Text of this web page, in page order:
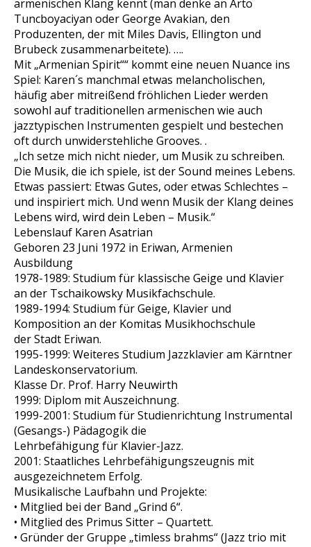
armenischen Klang kennt (man denke an Arto
Tuncboyaciyan oder George Avakian, den
Produzenten, der mit Miles Davis, Ellington und
Brubeck zusammenarbeitete). ….
Mit „Armenian Spirit““ kommt eine neuen Nuance ins
Spiel: Karen´s manchmal etwas melancholischen,
häufig aber mitreißend fröhlichen Lieder werden
sowohl auf traditionellen armenischen wie auch
jazztypischen Instrumenten gespielt und bestechen
oft durch unwiderstehliche Grooves. .
„Ich setze mich nicht nieder, um Musik zu schreiben.
Die Musik, die ich spiele, ist der Sound meines Lebens.
Etwas passiert: Etwas Gutes, oder etwas Schlechtes –
und inspiriert mich. Und wenn Musik der Klang deines
Lebens wird, wird dein Leben – Musik.“
Lebenslauf Karen Asatrian
Geboren 23 Juni 1972 in Eriwan, Armenien
Ausbildung
1978-1989: Studium für klassische Geige und Klavier
an der Tschaikowsky Musikfachschule.
1989-1994: Studium für Geige, Klavier und
Komposition an der Komitas Musikhochschule
der Stadt Eriwan.
1995-1999: Weiteres Studium Jazzklavier am Kärntner
Landeskonservatorium.
Klasse Dr. Prof. Harry Neuwirth
1999: Diplom mit Auszeichnung.
1999-2001: Studium für Studienrichtung Instrumental
(Gesangs-) Pädagogik die
Lehrbefähigung für Klavier-Jazz.
2001: Staatliches Lehrbefähigungszeugnis mit
ausgezeichnetem Erfolg.
Musikalische Laufbahn und Projekte:
• Mitglied bei der Band „Grind 6“.
• Mitglied des Primus Sitter – Quartett.
• Gründer der Gruppe „timless brahms“ (Jazz trio mit